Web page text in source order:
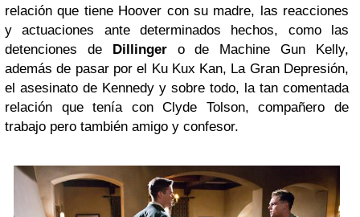
relación que tiene Hoover con su madre, las reacciones
y actuaciones ante determinados hechos, como las
detenciones de Dillingero de Machine Gun Kelly,
además de pasar por el Ku Kux Kan, La Gran Depresión,
el asesinato de Kennedy y sobre todo, la tan comentada
relación que tenía con Clyde Tolson, compañero de
trabajo pero también amigo y confesor.